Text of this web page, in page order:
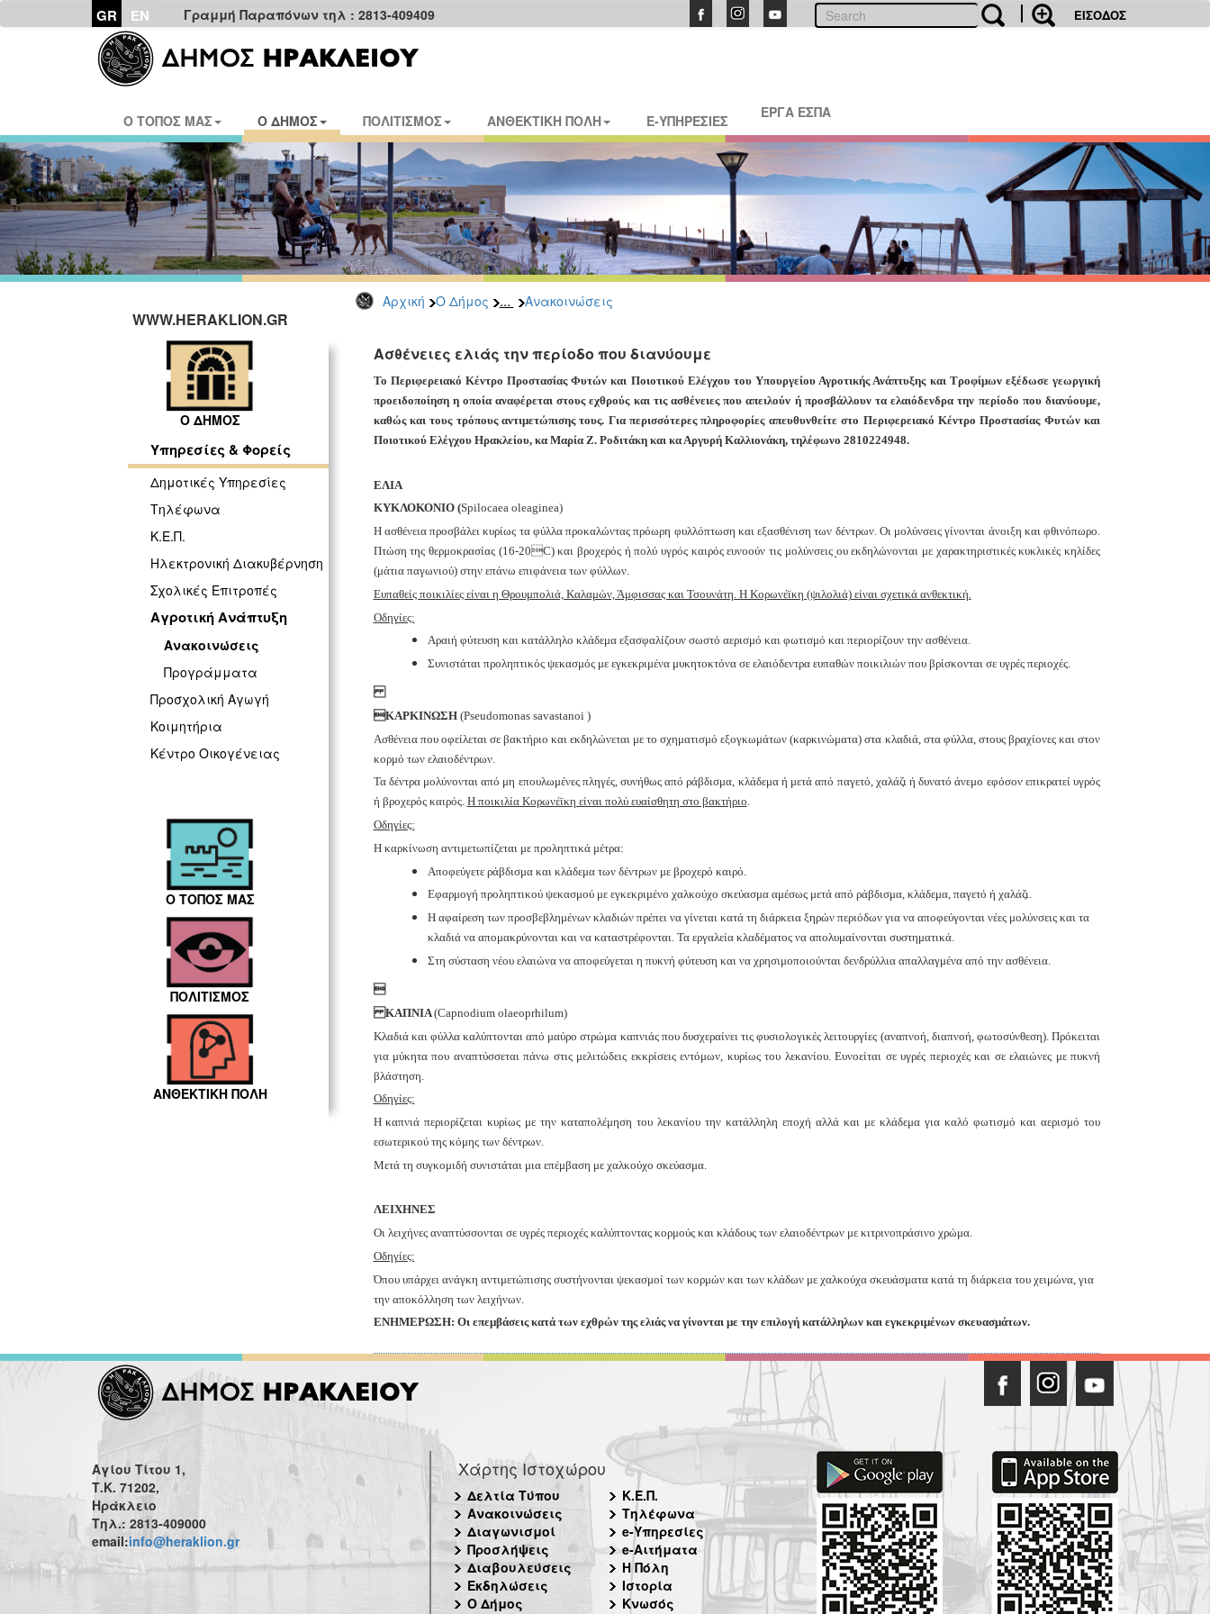
GR EN Γραμμή Παραπόνων τηλ : 2813-409409 ΕΙΣΟΔΟΣ
Ο ΤΟΠΟΣ ΜΑΣ Ο ΔΗΜΟΣ ΠΟΛΙΤΙΣΜΟΣ ΑΝΘΕΚΤΙΚΗ ΠΟΛΗ E-ΥΠΗΡΕΣΙΕΣ ΕΡΓΑ ΕΣΠΑ
Αρχική Ο Δήμος ... Ανακοινώσεις
WWW.HERAKLION.GR
Ο ΔΗΜΟΣ
Υπηρεσίες & Φορείς
Δημοτικές Υπηρεσίες
Τηλέφωνα
Κ.Ε.Π.
Ηλεκτρονική Διακυβέρνηση
Σχολικές Επιτροπές
Αγροτική Ανάπτυξη
Ανακοινώσεις
Προγράμματα
Προσχολική Αγωγή
Κοιμητήρια
Κέντρο Οικογένειας
Ο ΤΟΠΟΣ ΜΑΣ
ΠΟΛΙΤΙΣΜΟΣ
ΑΝΘΕΚΤΙΚΗ ΠΟΛΗ
Ασθένειες ελιάς την περίοδο που διανύουμε
Το Περιφερειακό Κέντρο Προστασίας Φυτών και Ποιοτικού Ελέγχου του Υπουργείου Αγροτικής Ανάπτυξης και Τροφίμων εξέδωσε γεωργική
προειδοποίηση η οποία αναφέρεται στους εχθρούς και τις ασθένειες που απειλούν ή προσβάλλουν τα ελαιόδενδρα την περίοδο που διανύουμε,
καθώς και τους τρόπους αντιμετώπισης τους. Για περισσότερες πληροφορίες απευθυνθείτε στο Περιφερειακό Κέντρο Προστασίας Φυτών και
Ποιοτικού Ελέγχου Ηρακλείου, κα Μαρία Ζ. Ροδιτάκη και κα Αργυρή Καλλιονάκη,τηλέφωνο 2810224948.
ΕΛΙΑ
ΚΥΚΛΟΚΟΝΙΟ (Spilocaea oleaginea)
Ηασθένεια προσβάλει κυρίως τα φύλλα προκαλώντας πρόωρη φυλλόπτωση και εξασθένιση των δέντρων. Οι μολύνσεις γίνονται άνοιξη και φθινόπωρο.
Πτώση της θερμοκρασίας (16-20C) και βροχερός ή πολύ υγρός καιρός ευνοούν τις μολύνσεις ̟ου εκδηλώνονται με χαρακτηριστικές κυκλικές κηλίδες
(μάτια παγωνιού) στην επάνω επιφάνεια των φύλλων.
Ευπαθείς ποικιλίες είναι η Θρουμπολιά, Καλαμών, Άμφισσας και Τσουνάτη. Η Κορωνέϊκη (ψιλολιά) είναι σχετικά ανθεκτική.
Οδηγίες:
Αραιή φύτευση και κατάλληλο κλάδεμα εξασφαλίζουν σωστό αερισμό και φωτισμό και περιορίζουν την ασθένεια.
Συνιστάται προληπτικός ψεκασμός με εγκεκριμένα μυκητοκτόνα σε ελαιόδεντρα ευπαθών ποικιλιών που βρίσκονται σε υγρές περιοχές.
ΚΑΡΚΙΝΩΣΗ (Pseudomonas savastanoi )
Ασθένεια που οφείλεται σε βακτήριο και εκδηλώνεται με το σχηματισμό εξογκωμάτων (καρκινώματα) στα κλαδιά, στα φύλλα, στους βραχίονες και στον
κορμό των ελαιοδέντρων.
Τα δέντρα μολύνονται από μη επουλωμένες πληγές, συνήθως από ράβδισμα, κλάδεμα ή μετά από παγετό, χαλάζι ή δυνατό άνεμο εφόσον επικρατεί υγρός
ή βροχερός καιρός. Η ποικιλία Κορωνέϊκη είναι πολύ ευαίσθητη στο βακτήριο.
Οδηγίες:
Η καρκίνωση αντιμετωπίζεται με προληπτικά μέτρα:
Αποφεύγετε ράβδισμα και κλάδεμα των δέντρων με βροχερό καιρό.
Εφαρμογή προληπτικού ψεκασμού με εγκεκριμένο χαλκούχο σκεύασμα αμέσως μετά από ράβδισμα, κλάδεμα, παγετό ή χαλάζι.
Η αφαίρεση των προσβεβλημένων κλαδιών πρέπει να γίνεται κατά τη διάρκεια ξηρών περιόδων για να αποφεύγονται νέες μολύνσεις και τα
κλαδιά να απομακρύνονται και να καταστρέφονται. Τα εργαλεία κλαδέματος να απολυμαίνονται συστηματικά.
Στη σύσταση νέου ελαιώνα να αποφεύγεται η πυκνή φύτευση και να χρησιμοποιούνται δενδρύλλια απαλλαγμένα από την ασθένεια.

ΚΑΠΝΙΑ(Capnodium olaeoprhilum)
Κλαδιά και φύλλα καλύπτονται από μαύρο στρώμα καπνιάς που δυσχεραίνει τις φυσιολογικές λειτουργίες (αναπνοή, διαπνοή, φωτοσύνθεση). Πρόκειται
για μύκητα που αναπτύσσεται πάνω στις μελιτώδεις εκκρίσεις εντόμων, κυρίως του λεκανίου. Ευνοείται σε υγρές περιοχές και σε ελαιώνες με πυκνή
βλάστηση.
Οδηγίες:
Η καπνιά περιορίζεται κυρίως με την καταπολέμηση του λεκανίου την κατάλληλη εποχή αλλά και με κλάδεμα για καλό φωτισμό και αερισμό του
εσωτερικού της κόμης των δέντρων.
Μετά τη συγκομιδή συνιστάται μια επέμβαση με χαλκούχο σκεύασμα.
ΛΕΙΧΗΝΕΣ
Οι λειχήνες αναπτύσσονται σε υγρές περιοχές καλύπτοντας κορμούς και κλάδους των ελαιοδέντρων με κιτρινοπράσινο χρώμα.
Οδηγίες:
Όπου υπάρχει ανάγκη αντιμετώπισης συστήνονται ψεκασμοί των κορμών και των κλάδων με χαλκούχα σκευάσματα κατά τη διάρκεια του χειμώνα, για
την αποκόλληση των λειχήνων.
ΕΝΗΜΕΡΩΣΗ: Οι επεμβάσεις κατά των εχθρών της ελιάς να γίνονται με την επιλογή κατάλληλων και εγκεκριμένων σκευασμάτων.
Αγίου Τίτου 1,
Τ.Κ. 71202,
Ηράκλειο
Τηλ.: 2813-409000
email:info@heraklion.gr
Χάρτης Ιστοχώρου
Δελτία Τύπου
Ανακοινώσεις
Διαγωνισμοί
Προσλήψεις
Διαβουλεύσεις
Εκδηλώσεις
Ο Δήμος
Κ.Ε.Π.
Τηλέφωνα
e-Υπηρεσίες
e-Αιτήματα
Η Πόλη
Ιστορία
Κνωσός